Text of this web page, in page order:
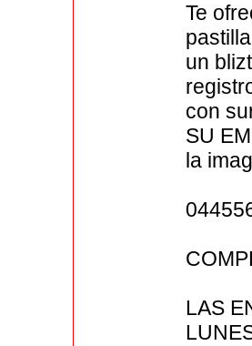
Te
un
con
SU
la
LAS